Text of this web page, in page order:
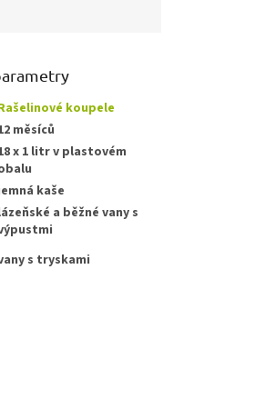
koupele
měsíců
x 1 litr v plastovém
kaše
a běžné vany s
s tryskami